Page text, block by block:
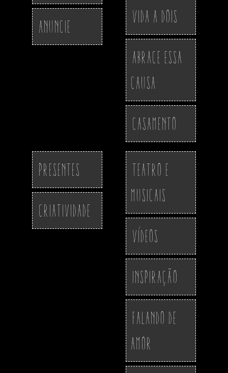
Anuncie
Vida a Dois
Abrace essa
Causa
Casamento
Presentes
Criatividade
Teatro e
Musicais
Vídeos
Inspiração
Falando de
Amor